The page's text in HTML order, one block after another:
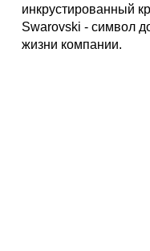
инкрустированный
Swarovski - символ
жизни компании.